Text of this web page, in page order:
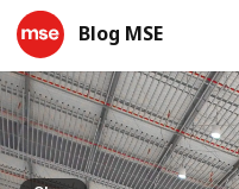
Blog MSE